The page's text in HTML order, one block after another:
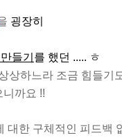
굉장히
들기 를 했던 ..... ㅎ
상하느라 조금 힘들기
까요 !!
대한 구체적인 피드백